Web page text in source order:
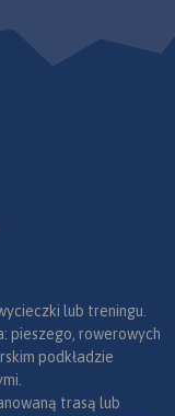
lub treningu.
pieszego, rowerowych
podkładzie
trasą lub